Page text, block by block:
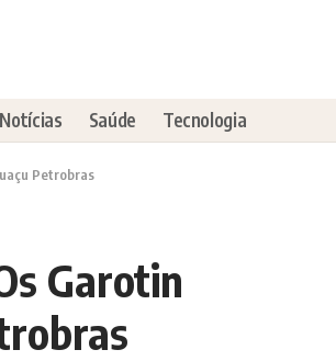
Notícias Saúde Tecnologia
Petrobras
Garotin